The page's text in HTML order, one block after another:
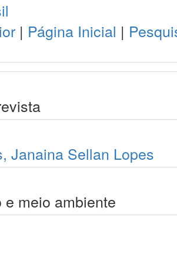
| Página Inicial |
Janaina Sellan Lopes
e meio ambiente